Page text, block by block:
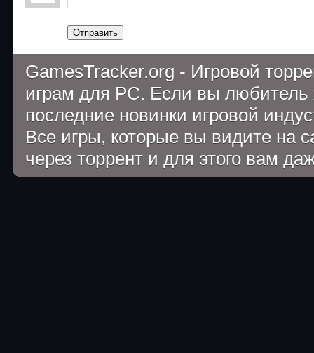
Отправить
GamesTracker.org - Игровой
играм для PC. Если вы
последние новинки игровой
Все игры, которые вы видите на
через торрент и для этого вам